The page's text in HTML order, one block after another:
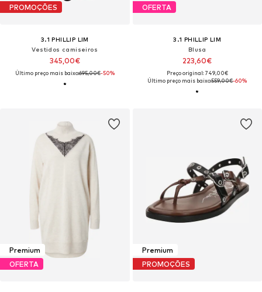
PROMOÇÕES
3.1 PHILLIP LIM
Vestidos camiseiros
345,00€
Último preço mais baixo:695,00€-50%
OFERTA
3.1 PHILLIP LIM
Blusa
223,60€
Preço original: 749,00€
Último preço mais baixo:559,00€-60%
Premium
OFERTA
Premium
PROMOÇÕES